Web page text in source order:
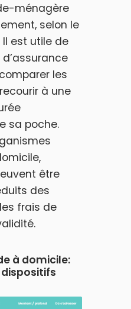
ménagère
selon le
est utile de
les
à une
sa poche.
être
des
frais de
à domicile: